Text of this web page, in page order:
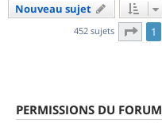
Nouveau sujet
452 sujets Page
1
PERMISSIONS DU FORUM